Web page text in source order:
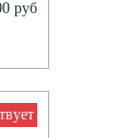
руб